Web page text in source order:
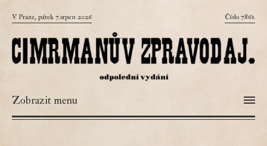
V Praze, pátek 7.srpen 2026 Číslo 7861.
Zobrazit menu